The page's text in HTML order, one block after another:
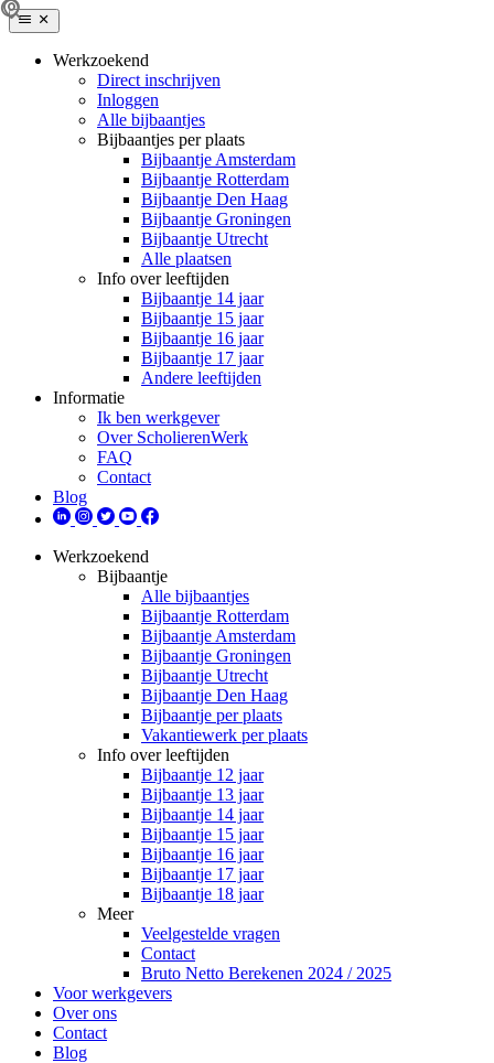
Werkzoekend
Direct inschrijven
Inloggen
Alle bijbaantjes
Bijbaantjes per plaats
Bijbaantje Amsterdam
Bijbaantje Rotterdam
Bijbaantje Den Haag
Bijbaantje Groningen
Bijbaantje Utrecht
Alle plaatsen
Info over leeftijden
Bijbaantje 14 jaar
Bijbaantje 15 jaar
Bijbaantje 16 jaar
Bijbaantje 17 jaar
Andere leeftijden
Informatie
Ik ben werkgever
Over ScholierenWerk
FAQ
Contact
Blog
Werkzoekend
Bijbaantje
Alle bijbaantjes
Bijbaantje Rotterdam
Bijbaantje Amsterdam
Bijbaantje Groningen
Bijbaantje Utrecht
Bijbaantje Den Haag
Bijbaantje per plaats
Vakantiewerk per plaats
Info over leeftijden
Bijbaantje 12 jaar
Bijbaantje 13 jaar
Bijbaantje 14 jaar
Bijbaantje 15 jaar
Bijbaantje 16 jaar
Bijbaantje 17 jaar
Bijbaantje 18 jaar
Meer
Veelgestelde vragen
Contact
Bruto Netto Berekenen 2024 / 2025
Voor werkgevers
Over ons
Contact
Blog